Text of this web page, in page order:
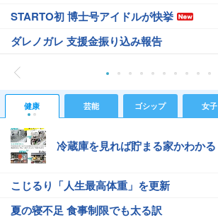
STARTO初 博士号アイドルが快挙
ダレノガレ 支援金振り込み報告
健康 芸能 ゴシップ 女子
冷蔵庫を見れば貯まる家かわかる
こじるり「人生最高体重」を更新
夏の寝不足 食事制限でも太る訳